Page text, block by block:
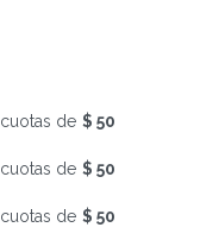
cuotas de $ 50
cuotas de $ 50
cuotas de $ 50